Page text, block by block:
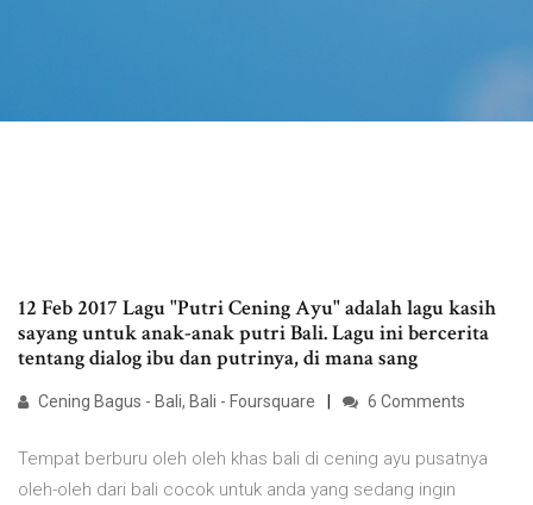
12 Feb 2017 Lagu "Putri Cening Ayu" adalah lagu kasih
sayang untuk anak-anak putri Bali. Lagu ini bercerita
tentang dialog ibu dan putrinya, di mana sang
Cening Bagus - Bali, Bali - Foursquare 6 Comments
Tempat berburu oleh oleh khas bali di cening ayu pusatnya
oleh-oleh dari bali cocok untuk anda yang sedang ingin